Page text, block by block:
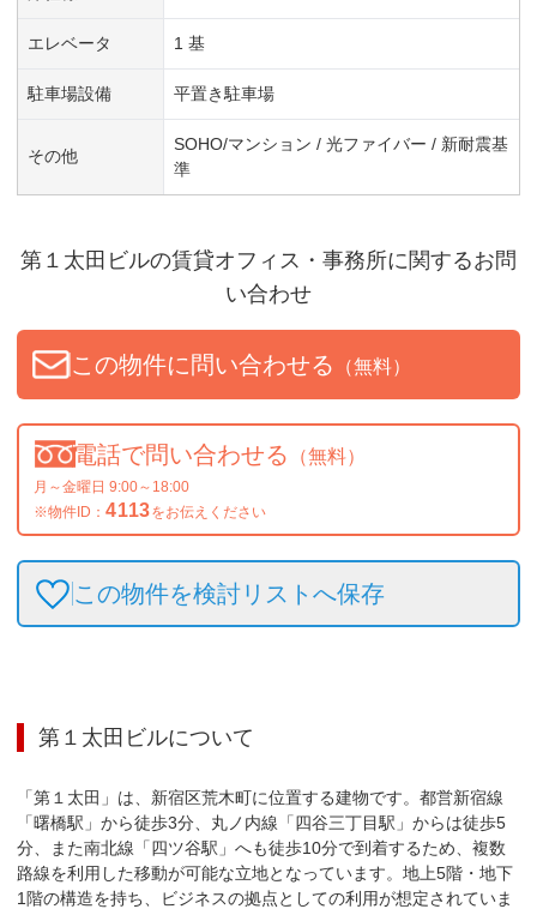
エレベータ 1 基
駐車場設備 平置き駐車場
その他
SOHO/マンション / 光ファイバー / 新耐震基
準
第１太田ビルの賃貸オフィス・事務所に関するお問
い合わせ
この物件に問い合わせる （無料）
電話で問い合わせる （無料）
月～金曜日 9:00～18:00
※物件ID： 4113をお伝えください
この物件を検討リストへ保存
第１太田ビルについて
「第１太田」は、新宿区荒木町に位置する建物です。都営新宿線
「曙橋駅」から徒歩3分、丸ノ内線「四谷三丁目駅」からは徒歩5
分、また南北線「四ツ谷駅」へも徒歩10分で到着するため、複数
路線を利用した移動が可能な立地となっています。地上5階・地下
1階の構造を持ち、ビジネスの拠点としての利用が想定されていま